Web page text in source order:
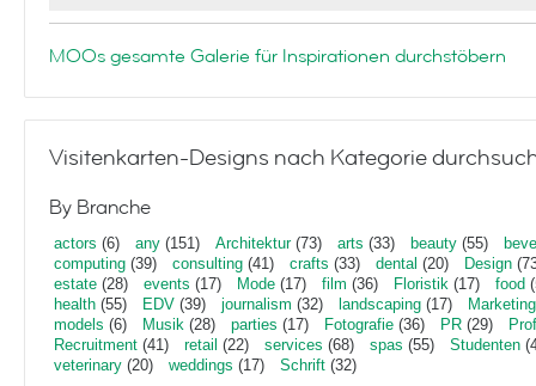
MOOs gesamte Galerie für Inspirationen durchstöbern
Visitenkarten-Designs nach Kategorie
By Branche
actors (6) any (151) Architektur(73) arts (33) beauty (55)
computing (39) consulting (41) crafts (33) dental (20) Design
estate (28) events (17) Mode (17) film (36) Floristik (17) food
health (55) EDV (39) journalism (32) landscaping (17)
Marketing
models (6) Musik (28) parties (17) Fotografie (36) PR (29)
Recruitment (41) retail (22) services (68) spas (55) Studenten
veterinary (20) weddings (17) Schrift (32)